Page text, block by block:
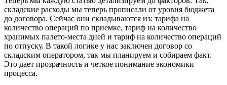
складские расходы мы теперь прописали от уровня бюджета
до договора. Сейчас они складываются из: тарифа на
количество операций по приемке, тариф на количество
хранимых палето-места дней и тариф на количество операций
по отпуску. В такой логике у нас заключен договор со
складским оператором, так мы планируем и собираем факт.
Это дает прозрачность и четкое понимание экономики
процесса.